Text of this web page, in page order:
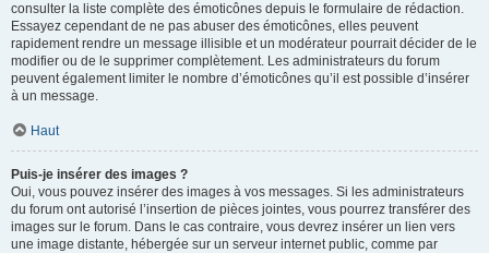
consulter la liste complète des émoticônes depuis le formulaire de rédaction.
Essayez cependant de ne pas abuser des émoticônes, elles peuvent
rapidement rendre un message illisible et un modérateur pourrait décider de le
modifier ou de le supprimer complètement. Les administrateurs du forum
peuvent également limiter le nombre d’émoticônes qu’il est possible d’insérer
à un message.
Haut
Puis-je insérer des images ?
Oui, vous pouvez insérer des images à vos messages. Si les administrateurs
du forum ont autorisé l’insertion de pièces jointes, vous pourrez transférer des
images sur le forum. Dans le cas contraire, vous devrez insérer un lien vers
une image distante, hébergée sur un serveur internet public, comme par